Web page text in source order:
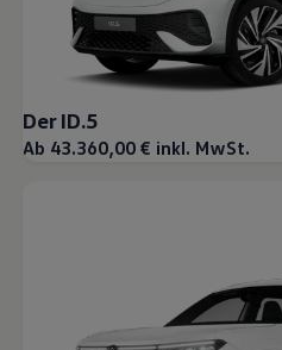
Der ID.5
Ab 43.360,00 € inkl. MwSt.